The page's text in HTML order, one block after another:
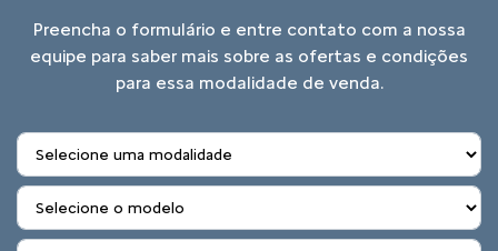
Preencha o formulário e entre contato com a nossa
equipe para saber mais sobre as ofertas e condições
para essa modalidade de venda.